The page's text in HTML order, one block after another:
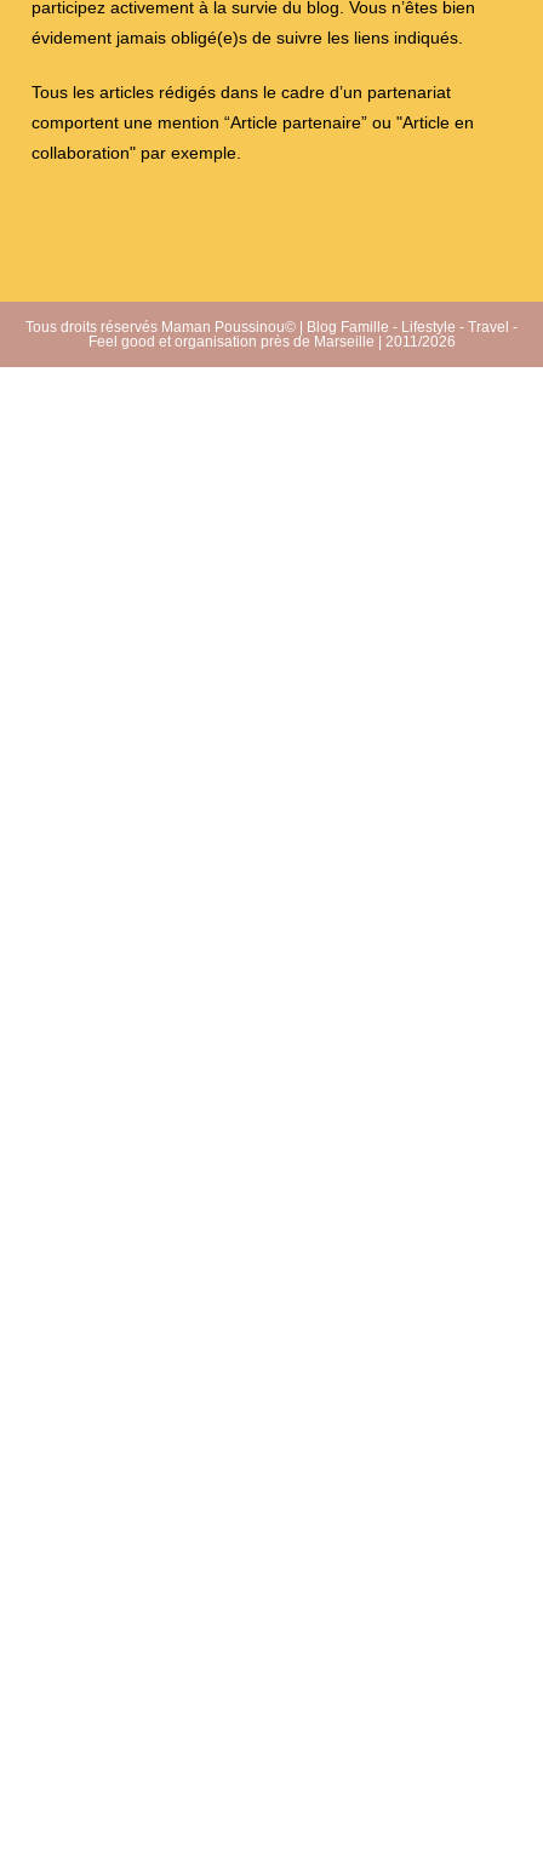
participez activement à la survie du blog. Vous n’êtes bien
évidement jamais obligé(e)s de suivre les liens indiqués.
Tous les articles rédigés dans le cadre d’un partenariat
comportent une mention “Article partenaire” ou "Article en
collaboration" par exemple.
Tous droits réservés Maman Poussinou© | Blog Famille - Lifestyle - Travel -
Feel good et organisation près de Marseille | 2011/2026